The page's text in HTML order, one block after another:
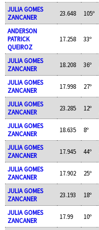
JULIA GOMES
ZANCANER
23.648 105º
ANDERSON
PATRICK
QUEIROZ
17.258 33º
JULIA GOMES
ZANCANER
18.208 36º
JULIA GOMES
ZANCANER
17.998 27º
JULIA GOMES
ZANCANER
23.285 12º
JULIA GOMES
ZANCANER
18.635 8º
JULIA GOMES
ZANCANER
17.945 44º
JULIA GOMES
ZANCANER
17.902 25º
JULIA GOMES
ZANCANER
23.193 18º
JULIA GOMES
ZANCANER
17.99 10º